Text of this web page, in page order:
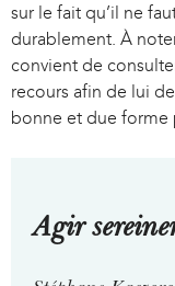
sur le fait qu’il ne
durablement. À
convient de
recours afin de lui
bonne et due forme
Agir